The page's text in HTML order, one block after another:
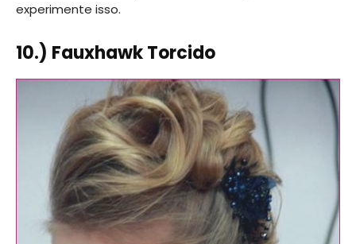
experimente isso.
10.) Fauxhawk Torcido